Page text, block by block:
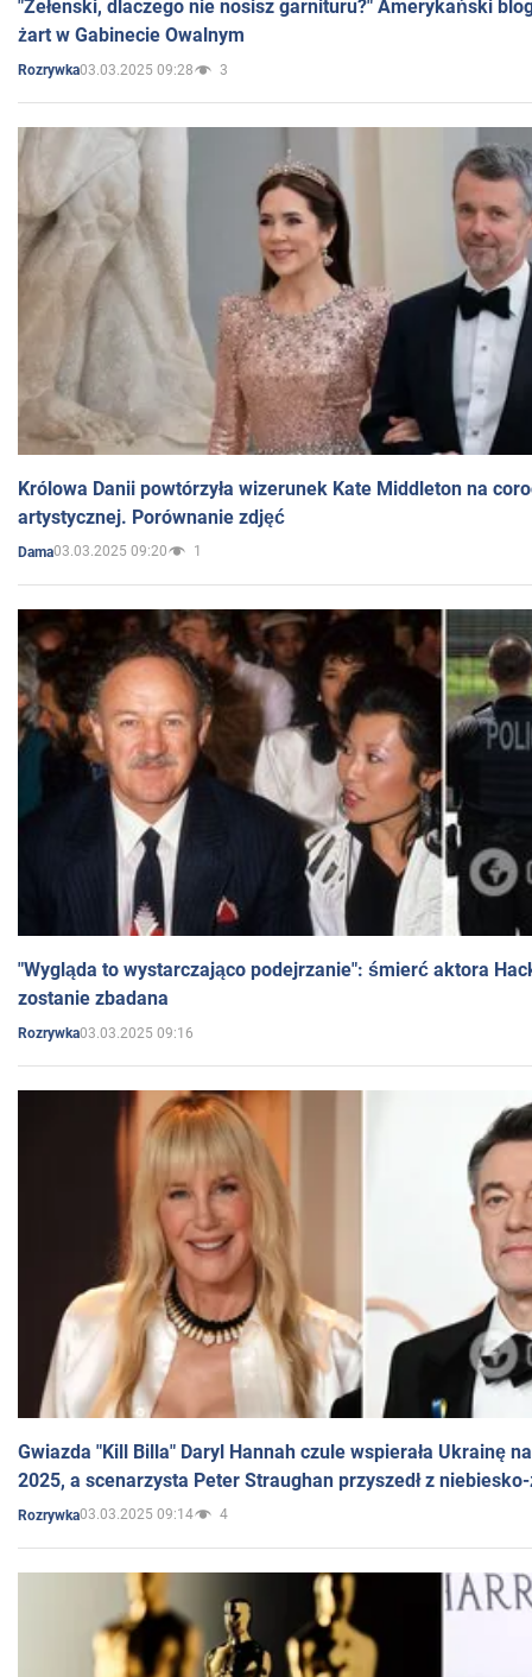
"Zełenski, dlaczego nie nosisz garnituru?" Amerykański
żart w Gabinecie Owalnym
Rozrywka03.03.2025 09:28 3
Królowa Danii powtórzyła wizerunek Kate Middleton na
artystycznej. Porównanie zdjęć
Dama03.03.2025 09:20 1
"Wygląda to wystarczająco podejrzanie": śmierć aktora
zostanie zbadana
Rozrywka03.03.2025 09:16
Gwiazda "Kill Billa" Daryl Hannah czule wspierała Ukrainę
2025, a scenarzysta Peter Straughan przyszedł z
Rozrywka03.03.2025 09:14 4